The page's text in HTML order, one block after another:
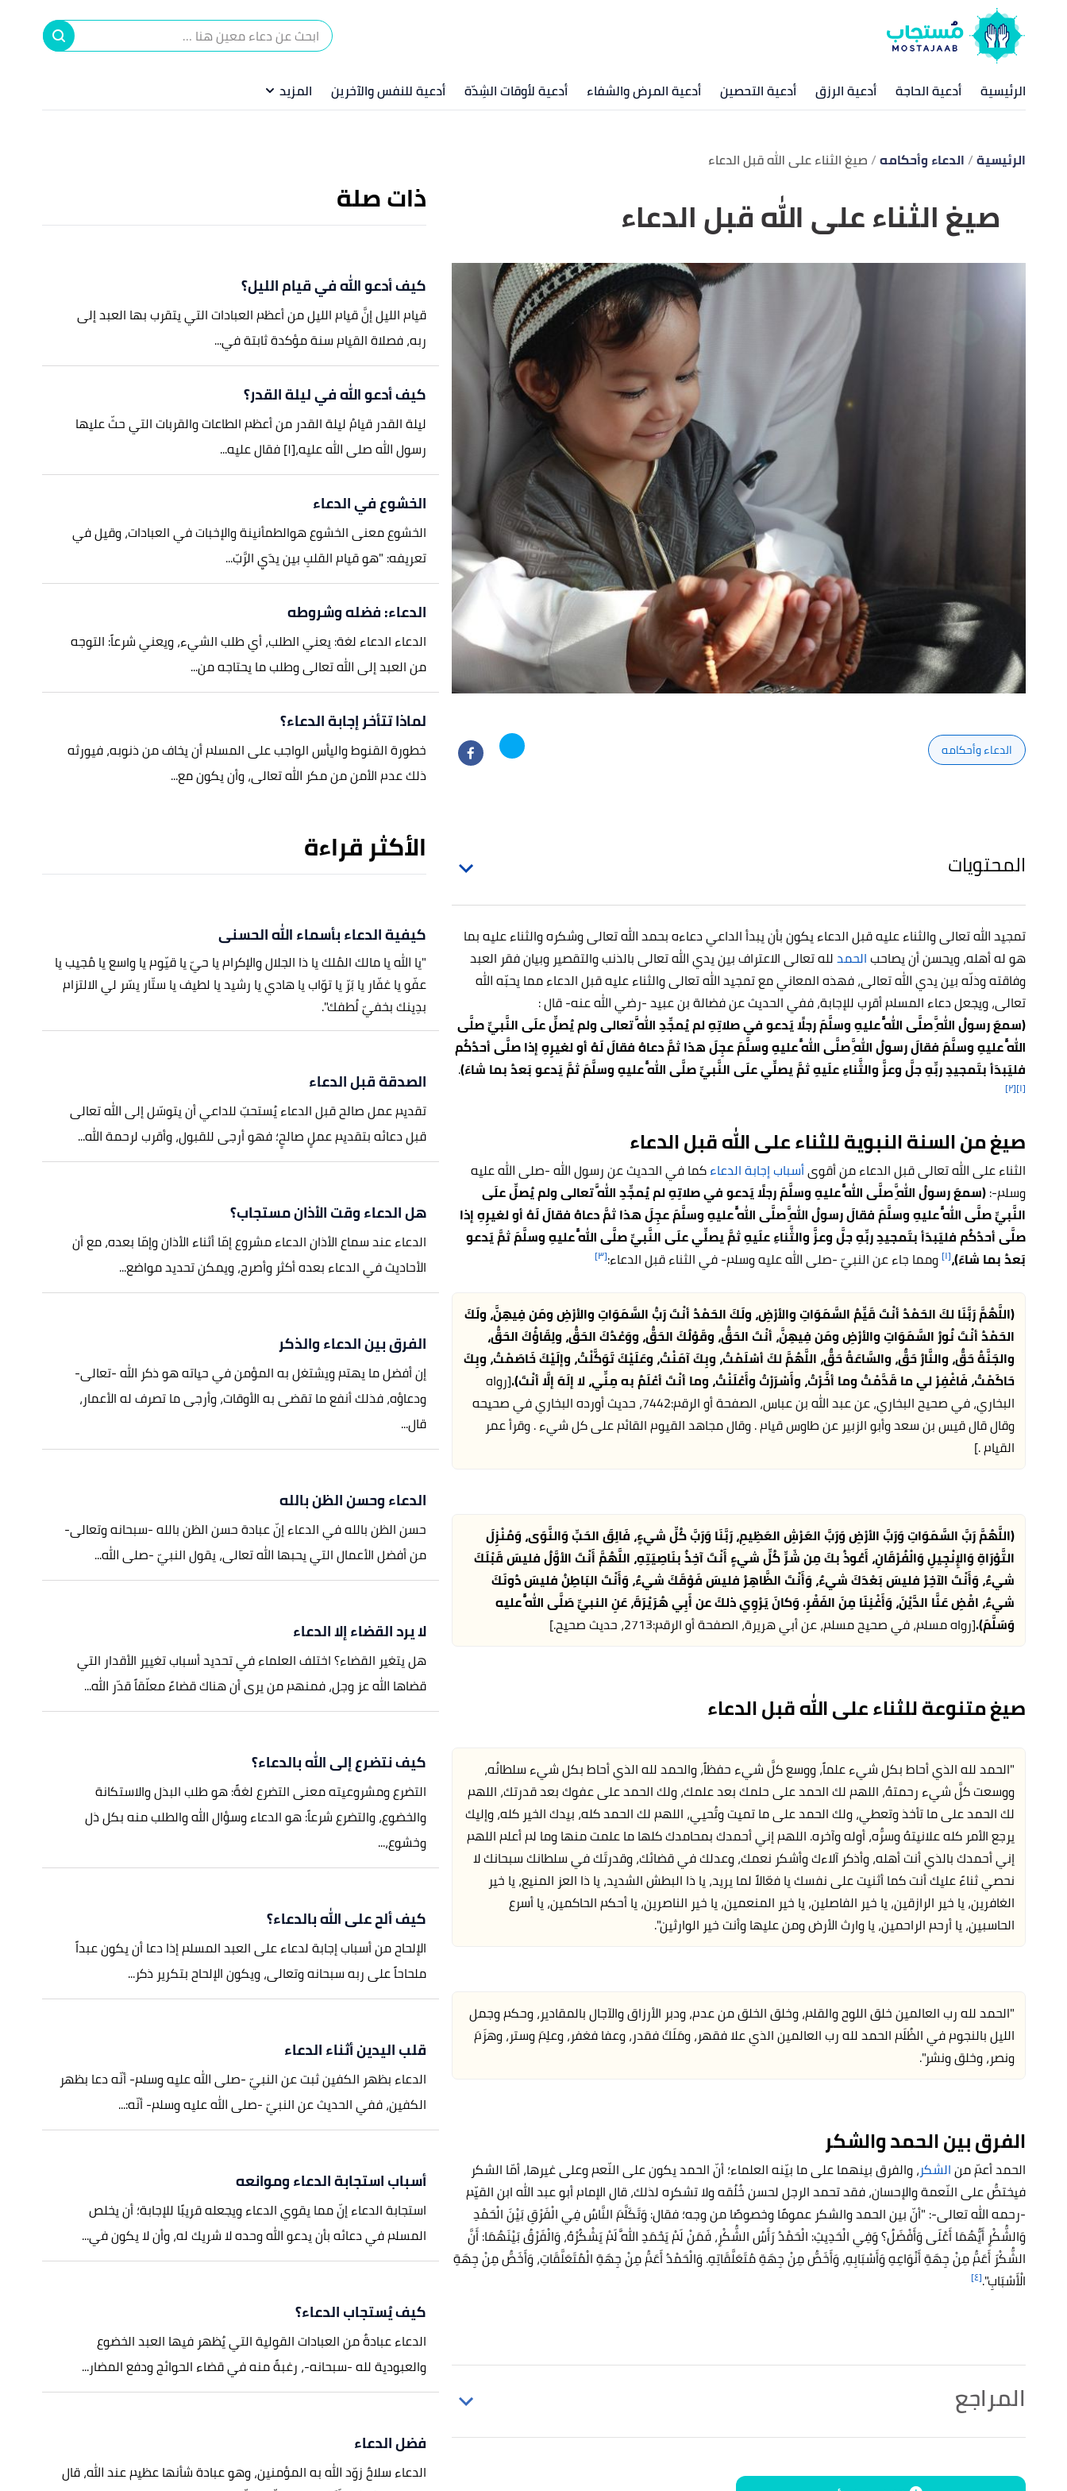
الرئيسية أدعية الحاجة أدعية الرزق أدعية التحصين أدعية المرض والشفاء أدعية لأوقات الشِدّة أدعية للنفس والآخرين المزيد
الرئيسية الدعاء وأحكامه صيغ الثناء على الله قبل الدعاء
صيغ الثناء على الله قبل الدعاء
الدعاء وأحكامه
المحتويات
تمجيد الله تعالى والثناء عليه قبل الدعاء يكون بأن يبدأ الداعي دعاءه بحمد الله تعالى وشكره والثناء عليه بما
هو له أهله، ويحسن أن يصاحبالحمدلله تعالى الاعتراف بين يدي الله تعالى بالذنب والتقصير وبيان فقر العبد
وفاقته وذلّه بين يدي الله تعالى، فهذه المعاني مع تمجيد الله تعالى والثناء عليه قبل الدعاء مما يحبّه الله
تعالى، ويجعل دعاء المسلم أقرب للإجابة، ففي الحديث عن فضالة بن عبيد -رضي الله عنه- قال :
(سمعَ رسولُ اللَّهِ صلَّى اللَّهُ عليهِ وسلَّمَ رجلًا يَدعو في صلاتِهِ لم يُمجِّدِ اللَّهَ تعالى ولم يُصلِّ علَى النَّبيِّ صلَّى
اللَّهُ عليهِ وسلَّمَ فقالَ رسولُ اللَّهِ صلَّى اللَّهُ عليهِ وسلَّمَ عجِلَ هذا ثمَّ دعاهُ فقالَ لَهُ أو لغيرِهِ إذا صلَّى أحدُكُم
فليَبدَأ بتَمجيدِ ربِّهِ جلَّ وعزَّ والثَّناءِ علَيهِ ثمَّ يصلِّي علَى النَّبيِّ صلَّى اللَّهُ عليهِ وسلَّمَ ثمَّ يَدعو بَعدُ بما شاءَ).
[١] [٢]
صيغ من السنة النبوية للثناء على الله قبل الدعاء
الثناء على الله تعالى قبل الدعاء من أقوىأسباب إجابة الدعاءكما في الحديث عن رسول الله -صلى الله عليه
وسلم-:(سمعَ رسولُ اللَّهِ صلَّى اللَّهُ عليهِ وسلَّمَ رجلًا يَدعو في صلاتِهِ لم يُمجِّدِ اللَّهَ تعالى ولم يُصلِّ علَى
النَّبيِّ صلَّى اللَّهُ عليهِ وسلَّمَ فقالَ رسولُ اللَّهِ صلَّى اللَّهُ عليهِ وسلَّمَ عجِلَ هذا ثمَّ دعاهُ فقالَ لَهُ أو لغيرِهِ إذا
صلَّى أحدُكُم فليَبدَأ بتَمجيدِ ربِّهِ جلَّ وعزَّ والثَّناءِ علَيهِ ثمَّ يصلِّي علَى النَّبيِّ صلَّى اللَّهُ عليهِ وسلَّمَ ثمَّ يَدعو
بَعدُ بما شاءَ)،[١] ومما جاء عن النبيّ -صلى الله عليه وسلم- في الثناء قبل الدعاء:[٣]
(اللَّهُمَّ رَبَّنَا لكَ الحَمْدُ أنْتَ قَيِّمُ السَّمَوَاتِ والأرْضِ، ولَكَ الحَمْدُ أنْتَ رَبُّ السَّمَوَاتِ والأرْضِ ومَن فِيهِنَّ، ولَكَ
الحَمْدُ أنْتَ نُورُ السَّمَوَاتِ والأرْضِ ومَن فِيهِنَّ، أنْتَ الحَقُّ، وقَوْلُكَ الحَقُّ، ووَعْدُكَ الحَقُّ، ولِقَاؤُكَ الحَقُّ،
والجَنَّةُ حَقٌّ، والنَّارُ حَقٌّ، والسَّاعَةُ حَقٌّ، اللَّهُمَّ لكَ أسْلَمْتُ، وبِكَ آمَنْتُ، وعَلَيْكَ تَوَكَّلْتُ، وإلَيْكَ خَاصَمْتُ، وبِكَ
حَاكَمْتُ، فَاغْفِرْ لي ما قَدَّمْتُ وما أخَّرْتُ، وأَسْرَرْتُ وأَعْلَنْتُ، وما أنْتَ أعْلَمُ به مِنِّي، لا إلَهَ إلَّا أنْتَ).[رواه
البخاري، في صحيح البخاري، عن عبد الله بن عباس، الصفحة أو الرقم:7442، حديث أورده البخاري في صحيحه
وقال قال قيس بن سعد وأبو الزبير عن طاوس قيام . وقال مجاهد القيوم القائم على كل شيء . وقرأ عمر
القيام .]
(اللَّهُمَّ رَبَّ السَّمَوَاتِ وَرَبَّ الأرْضِ وَرَبَّ العَرْشِ العَظِيمِ، رَبَّنَا وَرَبَّ كُلِّ شيءٍ، فَالِقَ الحَبِّ وَالنَّوَى، وَمُنْزِلَ
التَّوْرَاةِ وَالإِنْجِيلِ وَالْفُرْقَانِ، أَعُوذُ بكَ مِن شَرِّ كُلِّ شيءٍ أَنْتَ آخِذٌ بنَاصِيَتِهِ، اللَّهُمَّ أَنْتَ الأوَّلُ فليسَ قَبْلَكَ
شيءٌ، وَأَنْتَ الآخِرُ فليسَ بَعْدَكَ شيءٌ، وَأَنْتَ الظَّاهِرُ فليسَ فَوْقَكَ شيءٌ، وَأَنْتَ البَاطِنُ فليسَ دُونَكَ
شيءٌ، اقْضِ عَنَّا الدَّيْنَ، وَأَغْنِنَا مِنَ الفَقْرِ. وَكانَ يَرْوِي ذلكَ عن أَبِي هُرَيْرَةَ، عَنِ النبيِّ صَلَّى اللَّهُ عليه
وَسَلَّمَ).[رواه مسلم، في صحيح مسلم، عن أبي هريرة، الصفحة أو الرقم:2713، حديث صحيح.]
صيغ متنوعة للثناء على الله قبل الدعاء
"الحمد لله الذي أحاط بكل شيء علماً، ووسع كلَّ شيء حفظاً، والحمد لله الذي أحاط بكل شيء سلطانُه،
ووسعت كلَّ شيء رحمتهُ، اللهم لك الحمد على حلمك بعد علمك، ولك الحمد على عفوك بعد قدرتك، اللهم
لك الحمد على ما تأخذ وتعطي، ولك الحمد على ما تميت وتُحيي، اللهم لك الحمد كله، بيدك الخير كله، وإليك
يرجع الأمر كله علانيتهُ وسرُّه، أوله وآخره. اللهم إني أحمدك بمحامدك كلها ما علمت منها وما لم أعلم اللهم
إني أحمدك بالذي أنت أهله، وأذكر آلاءك وأشكر نعمك، وعدلك في قضائك، وقدرتَك في سلطانك سبحانك لا
نحصي ثناءً عليك أنت كما أثنيت على نفسك يا فعّالاً لما يريد، يا ذا البطش الشديد، يا ذا العز المنيع، يا خير
الغافرين، يا خير الرازقين، يا خير الفاصلين، يا خير المنعمين، يا خير الناصرين، يا أحكم الحاكمين، يا أسرع
الحاسبين، يا أرحم الراحمين، يا وارث الأرض ومن عليها وأنت خير الوارثين".
"الحمد لله رب العالمين خلق اللوح والقلم، وخلق الخلق من عدم، ودبر الأرزاق والآجال بالمقادير، وحكم وجمل
الليل بالنجوم في الظُلَم الحمد لله رب العالمين الذي علا فقهر، ومَلَكَ فقدر، وعفا فغفر، وعلِمَ وستر، وهزَمَ
ونصر، وخلق ونشر".
الفرق بين الحمد والشكر
الحمد أعمّ منالشكر، والفرق بينهما على ما بيّنه العلماء؛ أنّ الحمد يكون على النّعم وعلى غيرها، أمّا الشكر
فيختصُّ على النّعمة والإحسان، فقد تحمد الرجل لحسن خُلُقه ولا تشكره لذلك، قال الإمام أبو عبد الله ابن القيّم
-رحمه الله تعالى-: "أنّ بين الحمد والشكر عمومًا وخصوصًا من وجه؛ فقال: وَتَكَلَّمَ النَّاسُ فِي الْفَرْقِ بَيْنَ الْحَمْدِ
وَالشُّكْرِ أَيُّهُمَا أَعْلَى وَأَفْضَلُ؟ وَفِي الْحَدِيثِ: الْحَمْدُ رَأَسُ الشُّكْرِ، فَمَنْ لَمْ يَحْمَدِ اللَّهَ لَمْ يَشْكُرْهُ، وَالْفَرْقُ بَيْنَهُمَا: أَنَّ
الشُّكْرَ أَعَمُّ مِنْ جِهَةِ أَنْوَاعِهِ وَأَسْبَابِهِ، وَأَخَصُّ مِنْ جِهَةِ مُتَعَلَّقَاتِهِ. وَالْحَمْدُ أَعَمُّ مِنْ جِهَةِ الْمُتَعَلَّقَاتِ، وَأَخَصُّ مِنْ جِهَةِ
الْأَسْبَابِ".[٤]
المراجع
↑"كيف يكون تمجيد الله والثناء عليه قبل الدعاء"،الإسلام سؤال وجواب
ذات صلة
كيف أدعو الله في قيام الليل؟
قيام الليل إنَّ قيام الليل من أعظم العبادات التي يتقرب بها العبد إلى
ربه، فصلاة القيام سنة مؤكدة ثابتة في...
كيف أدعو الله في ليلة القدر؟
ليلة القدر قيامُ ليلة القدر من أعظم الطاعات والقربات التي حثّ عليها
رسول الله صلى الله عليه،[١] فقال عليه...
الخشوع في الدعاء
الخشوع معنى الخشوع هوالطمأنينة والإخبات في العبادات، وقيل في
تعريفه: "هو قيام القلبِ بين يدَيِ الرَّبّ...
الدعاء: فضله وشروطه
الدعاء الدعاء لغة: يعني الطلب، أي طلب الشيء، ويعني شرعاً: التوجه
من العبد إلى الله تعالى وطلب ما يحتاجه من...
لماذا تتأخر إجابة الدعاء؟
خطورة القنوط واليأس الواجب على المسلم أن يخاف من ذنوبه، فيورثه
ذلك عدم الأمن من مكر الله تعالى، وأن يكون مع...
الأكثر قراءة
كيفية الدعاء بأسماء الله الحسنى
"يا الله يا مالك المُلك يا ذا الجلال والإكرام يا حيّ يا قيّوم يا واسع يا مُجيب يا
عفّو يا غفّار يا بَرّ يا توّاب يا هادي يا رشيد يا لطيف يا ستّار يسّر لي الالتزام
بدِينك بخفيّ لُطفك".
الصدقة قبل الدعاء
تقديم عمل صالح قبل الدعاء يُستحبّ للداعي أن يتوسّل إلى الله تعالى
قبل دعائه بتقديم عملٍ صالحٍ؛ فهو أرجى للقبول، وأقرب لرحمة الله...
هل الدعاء وقت الأذان مستجاب؟
الدعاء عند سماع الأذان الدعاء مشروع إمّا أثناء الأذان وإمّا بعده، مع أن
الأحاديث في الدعاء بعده أكثر وأصرح، ويمكن تحديد مواضع...
الفرق بين الدعاء والذكر
إن أفضل ما يهتم ويشتغل به المؤمن في حياته هو ذكر الله -تعالى-
ودعاؤه، فذلك أنفع ما تقضى به الأوقات، وأرجى ما تصرف له الأعمار،
قال...
الدعاء وحسن الظن بالله
حسن الظن بالله في الدعاء إنّ عبادة حسن الظن بالله -سبحانه وتعالى-
من أفضل الأعمال التي يحبها الله تعالى، يقول النبيّ -صلى الله...
لا يرد القضاء إلا الدعاء
هل يتغير القضاء؟ اختلف العلماء في تحديد أسباب تغيير الأقدار التي
قضاها الله عز وجل، فمنهم من يرى أن هناك قضاءً معلّقاً قدّر الله...
كيف نتضرع إلى الله بالدعاء؟
التضرع ومشروعيته معنى التضرع لغةً: هو طلب البذل والاستكانة
والخضوع، والتضرع شرعاً: هو الدعاء وسؤال الله والطلب منه بكل ذل
وخشوع،...
كيف ألح على الله بالدعاء؟
الإلحاح من أسباب إجابة لدعاء على العبد المسلم إذا دعا أن يكون عبداً
ملحاحاً على ربه سبحانه وتعالى، ويكون الإلحاح بتكرير ذكر...
قلب اليدين أثناء الدعاء
الدعاء بظهر الكفين ثبت عن النبيّ -صلى الله عليه وسلم- أنّه دعا بظهر
الكفين، ففي الحديث عن النبيّ -صلى الله عليه وسلم- أنّه:...
أسباب استجابة الدعاء وموانعه
استجابة الدعاء إنّ مما يقوي الدعاء ويجعله قريبًا للإجابة؛ أن يخلص
المسلم في دعائه بأن يدعو الله وحده لا شريك له، وأن لا يكون في...
كيف يُستجاب الدعاء؟
الدعاء عبادةٌ من العبادات القولية التي يُظهر فيها العبد الخضوع
والعبودية لله -سبحانه-، رغبةً منه في قضاء الحوائج ودفع المضار...
فضل الدعاء
الدعاء سلاحٌ زوّد الله به المؤمنين، وهو عبادة شأنها عظيم عند الله، قال